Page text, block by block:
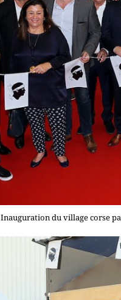
Inauguration du village corse